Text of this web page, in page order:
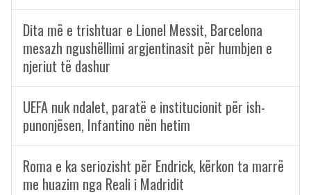
Dita më e trishtuar e Lionel Messit, Barcelona
mesazh ngushëllimi argjentinasit për humbjen e
njeriut të dashur
UEFA nuk ndalet, paratë e institucionit për ish-
punonjësen, Infantino nën hetim
Roma e ka seriozisht për Endrick, kërkon ta marrë
me huazim nga Reali i Madridit